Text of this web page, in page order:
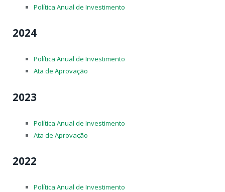
Política Anual de Investimento
2024
Política Anual de Investimento
Ata de Aprovação
2023
Política Anual de Investimento
Ata de Aprovação
2022
Política Anual de Investimento